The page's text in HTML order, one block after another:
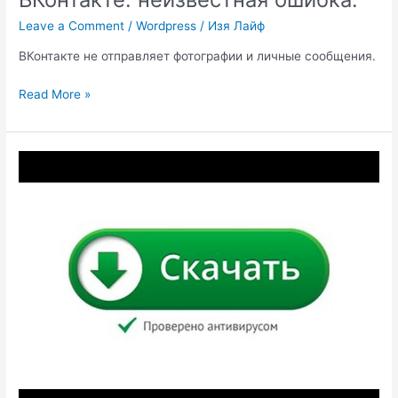
Leave a Comment /Wordpress / Изя Лайф
ВКонтакте не отправляет фотографии и личные сообщения.
ВКонтакте:
ошибка.
Read More »